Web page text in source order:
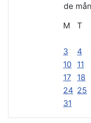
M
T
3
4
10
11
17
18
24 25
31